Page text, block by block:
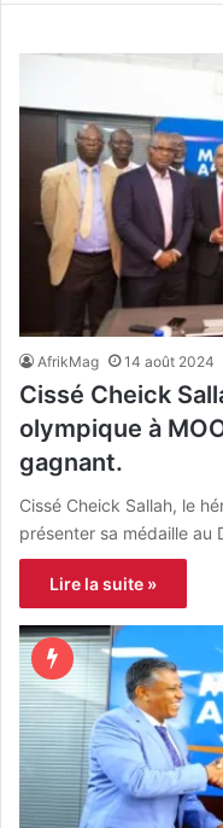
AfrikMag 14 août 2024
Cissé Cheick
olympique à
gagnant.
Cissé Cheick Sallah, le
présenter sa médaille au
Lire la suite »